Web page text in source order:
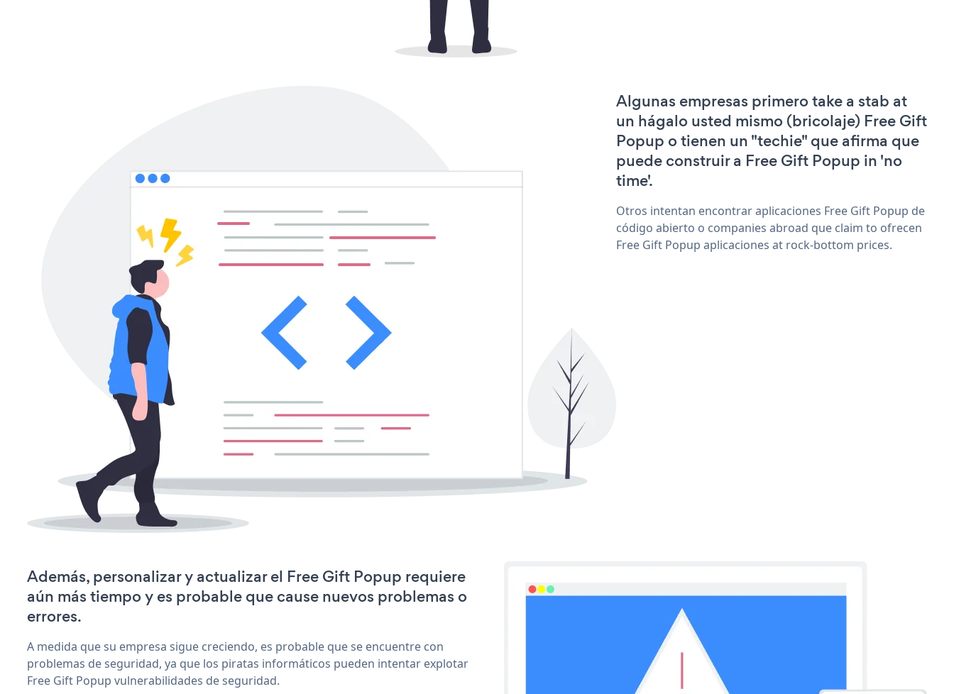
Algunas empresas primero take a stab at
un hágalo usted mismo (bricolaje) Free Gift
Popup o tienen un "techie" que afirma que
puede construir a Free Gift Popup in 'no
time'.
Otros intentan encontrar aplicaciones Free Gift Popup de
código abierto o companies abroad que claim to ofrecen
Free Gift Popup aplicaciones at rock-bottom prices.
Además, personalizar y actualizar el Free Gift Popup requiere
aún más tiempo y es probable que cause nuevos problemas o
errores.
A medida que su empresa sigue creciendo, es probable que se encuentre con
problemas de seguridad, ya que los piratas informáticos pueden intentar explotar
Free Gift Popup vulnerabilidades de seguridad.